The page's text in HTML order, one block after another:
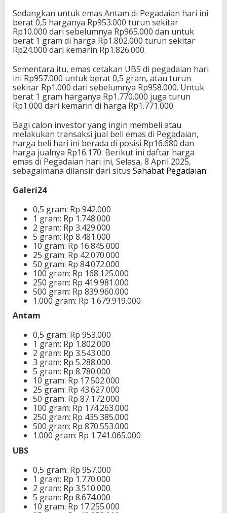
Sedangkan untuk emas Antam di Pegadaian hari ini
berat 0,5 harganya Rp953.000 turun sekitar
Rp10.000 dari sebelumnya Rp965.000 dan untuk
berat 1 gram di harga Rp1.802.000 turun sekitar
Rp24.000 dari kemarin Rp1.826.000.
Sementara itu, emas cetakan UBS di pegadaian hari
ini Rp957.000 untuk berat 0,5 gram, atau turun
sekitar Rp1.000 dari sebelumnya Rp958.000. Untuk
berat 1 gram harganya Rp1.770.000 juga turun
Rp1.000 dari kemarin di harga Rp1.771.000.
Bagi calon investor yang ingin membeli atau
melakukan transaksi jual beli emas di Pegadaian,
harga beli hari ini berada di posisi Rp16.680 dan
harga jualnya Rp16.170. Berikut ini daftar harga
emas di Pegadaian hari ini, Selasa, 8 April 2025,
sebagaimana dilansir dari situs Sahabat Pegadaian:
Galeri24
0,5 gram: Rp 942.000
1 gram: Rp 1.748.000
2 gram: Rp 3.429.000
5 gram: Rp 8.481.000
10 gram: Rp 16.845.000
25 gram: Rp 42.070.000
50 gram: Rp 84.072.000
100 gram: Rp 168.125.000
250 gram: Rp 419.981.000
500 gram: Rp 839.960.000
1.000 gram: Rp 1.679.919.000
Antam
0,5 gram: Rp 953.000
1 gram: Rp 1.802.000
2 gram: Rp 3.543.000
3 gram: Rp 5.288.000
5 gram: Rp 8.780.000
10 gram: Rp 17.502.000
25 gram: Rp 43.627.000
50 gram: Rp 87.172.000
100 gram: Rp 174.263.000
250 gram: Rp 435.385.000
500 gram: Rp 870.553.000
1.000 gram: Rp 1.741.065.000
UBS
0,5 gram: Rp 957.000
1 gram: Rp 1.770.000
2 gram: Rp 3.510.000
5 gram: Rp 8.674.000
10 gram: Rp 17.255.000